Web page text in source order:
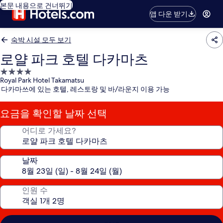
본문 내용으로 건너뛰기
앱 다운 받기
숙박 시설 모두 보기
로얄 파크 호텔 다카마츠
4.0
성
급
숙
박
시
Royal Park Hotel Takamatsu
다카마쓰에 있는 호텔, 레스토랑 및 바/라운지 이용 가능
요금을 확인할 날짜 선택
어디로 가세요?
날짜
인원 수